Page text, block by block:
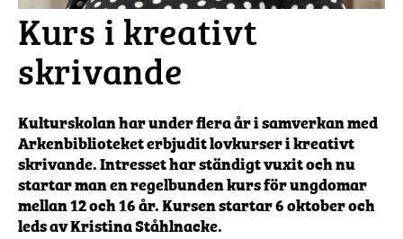
Kurs i kreativt
skrivande
Kulturskolan har under flera år i samverkan med
Arkenbiblioteket erbjudit lovkurser i kreativt
skrivande. Intresset har ständigt vuxit och nu
startar man en regelbunden kurs för ungdomar
mellan 12 och 16 år. Kursen startar 6 oktober och
leds av Kristina Ståhlnacke.